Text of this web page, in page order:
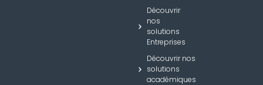
Découvrir
nos
solutions
Entreprises
Découvrir nos
solutions
académiques